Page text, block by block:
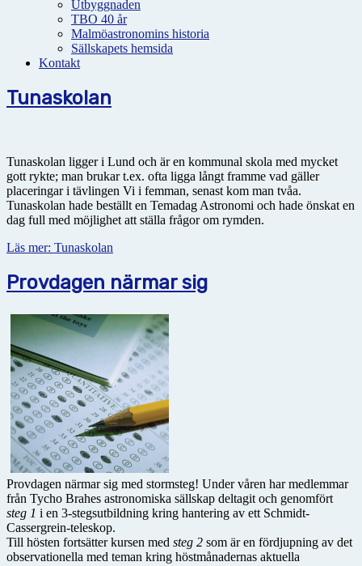
Utbyggnaden
TBO 40 år
Malmöastronomins historia
Sällskapets hemsida
Kontakt
Tunaskolan
Tunaskolan ligger i Lund och är en kommunal skola med mycket
gott rykte; man brukar t.ex. ofta ligga långt framme vad gäller
placeringar i tävlingen Vi i femman, senast kom man tvåa.
Tunaskolan hade beställt en Temadag Astronomi och hade önskat en
dag full med möjlighet att ställa frågor om rymden.
Läs mer: Tunaskolan
Provdagen närmar sig
Provdagen närmar sig med stormsteg! Under våren har medlemmar
från Tycho Brahes astronomiska sällskap deltagit och genomfört
steg 1 i en 3-stegsutbildning kring hantering av ett Schmidt-
Cassergrein-teleskop.
Till hösten fortsätter kursen med steg 2 som är en fördjupning av det
observationella med teman kring höstmånadernas aktuella